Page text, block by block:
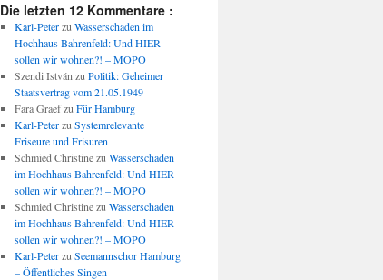
Die letzten 12 Kommentare :
Karl-Peterzu Wasserschaden im
Hochhaus Bahrenfeld: Und HIER
sollen wir wohnen?! – MOPO
Szendi István zu Politik: Geheimer
Staatsvertrag vom 21.05.1949
Fara Graefzu Für Hamburg
Karl-Peterzu Systemrelevante
Friseure und Frisuren
Schmied Christinezu Wasserschaden
im Hochhaus Bahrenfeld: Und HIER
sollen wir wohnen?! – MOPO
Schmied Christinezu Wasserschaden
im Hochhaus Bahrenfeld: Und HIER
sollen wir wohnen?! – MOPO
Karl-Peterzu Seemannschor Hamburg
– Öffentliches Singen